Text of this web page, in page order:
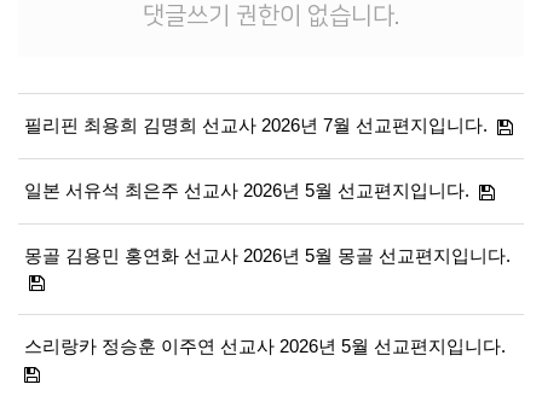
댓글쓰기 권한이 없습니다.
필리핀 최용희 김명희 선교사 2026년 7월 선교편지입니다.
일본 서유석 최은주 선교사 2026년 5월 선교편지입니다.
몽골 김용민 홍연화 선교사 2026년 5월 몽골 선교편지입니다.
스리랑카 정승훈 이주연 선교사 2026년 5월 선교편지입니다.